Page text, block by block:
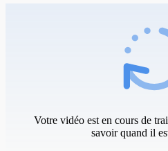
Votre vidéo est en cours de
savoir quand il